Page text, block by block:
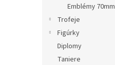
Emblémy 70mm
Trofeje
Figúrky
Diplomy
Taniere